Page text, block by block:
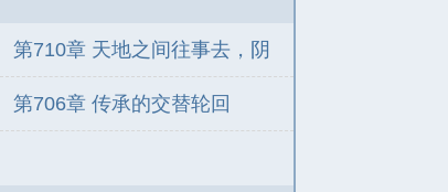
第710章 天地之间往事去，阴
阳山上故人来
第706章 传承的交替轮回